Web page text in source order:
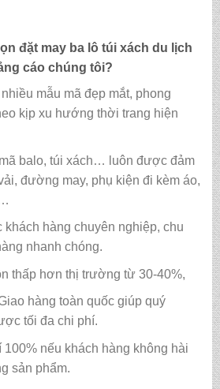
đặt may ba lô túi xách du lịch
cáo chúng tôi?
mẫu mã đẹp mắt, phong
kịp xu hướng thời trang hiện
balo, túi xách…
luôn được đảm
đường may, phụ kiện đi kèm áo,
khách hàng chuyên nghiệp, chu
nhanh chóng.
thấp hơn thị trường từ 30-40%,
hàng toàn quốc giúp quý
tối đa chi phí.
100% nếu khách hàng không hài
sản phẩm.